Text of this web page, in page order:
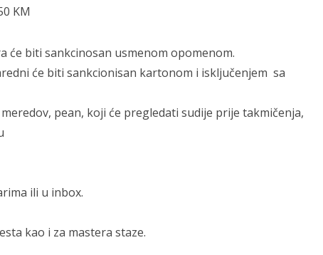
KM
će biti sankcinosan usmenom opomenom.
će biti sankcionisan kartonom i isključenjem sa
pean, koji će pregledati sudije prije takmičenja,
ili u inbox.
kao i za mastera staze.